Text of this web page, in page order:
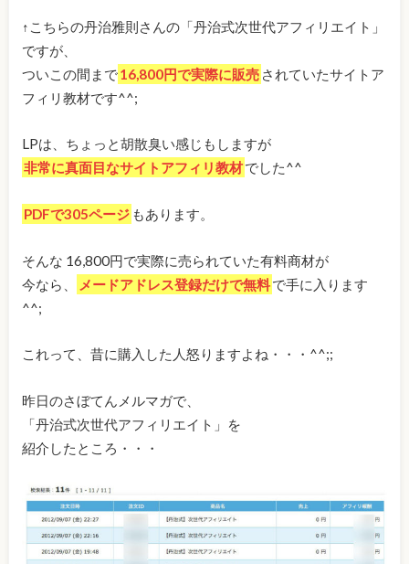
↑こちらの丹治雅則さんの「丹治式次世代アフィリエイト」
ですが、
ついこの間まで16,800円で実際に販売 されていたサイトア
フィリ教材です^^;
LPは、ちょっと胡散臭い感じもしますが
非常に真面目なサイトアフィリ教材でした^^
PDFで305ページ もあります。
そんな 16,800円で実際に売られていた有料商材が
今なら、
メードアドレス登録だけで無料で手に入ります
^^;
これって、昔に購入した人怒りますよね・・・^^;;
昨日のさぼてんメルマガで、
「丹治式次世代アフィリエイト」を
紹介したところ・・・